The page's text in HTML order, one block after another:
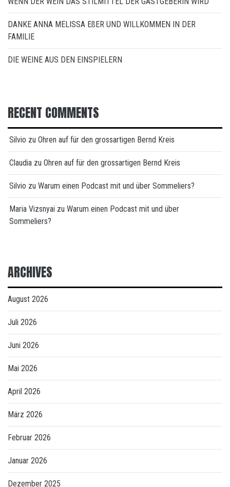
DANKE ANNA MELISSA EßER UND WILLKOMMEN IN DER
FAMILIE
DIE WEINE AUS DEN EINSPIELERN
RECENT COMMENTS
Silvio zu Ohren auf für den grossartigen Bernd Kreis
Claudia zu Ohren auf für den grossartigen Bernd Kreis
Silvio zu Warum einen Podcast mit und über Sommeliers?
Maria Vizsnyai zu Warum einen Podcast mit und über
Sommeliers?
ARCHIVES
August 2026
Juli 2026
Juni 2026
Mai 2026
April 2026
März 2026
Februar 2026
Januar 2026
Dezember 2025